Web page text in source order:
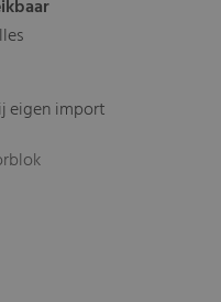
eigen import
10mm